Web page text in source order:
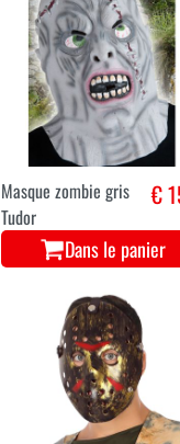
Masque zombie gris
Tudor
€
Dans le panier